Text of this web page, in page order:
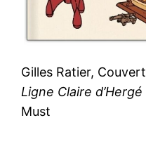
Gilles Ratier,
Ligne Claire d’Hergé
Must